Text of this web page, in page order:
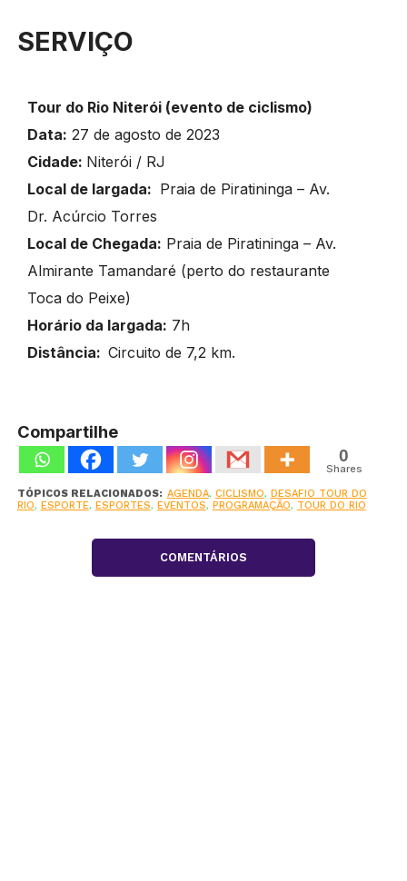
SERVIÇO
Tour do Rio Niterói (evento de ciclismo)
Data: 27 de agosto de 2023
Cidade: Niterói / RJ
Local de largada: Praia de Piratininga – Av.
Dr. Acúrcio Torres
Local de Chegada: Praia de Piratininga – Av.
Almirante Tamandaré (perto do restaurante
Toca do Peixe)
Horário da largada: 7h
Distância: Circuito de 7,2 km.
Compartilhe
0
Shares
TÓPICOS RELACIONADOS: AGENDA, CICLISMO, DESAFIO TOUR DO
RIO, ESPORTE, ESPORTES, EVENTOS, PROGRAMAÇÃO, TOUR DO RIO
COMENTÁRIOS